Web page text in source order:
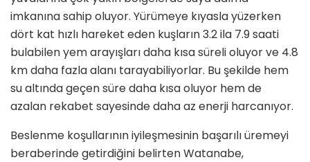
imkanına sahip oluyor. Yürümeye kıyasla yüzerken
dört kat hızlı hareket eden kuşların 3.2 ila 7.9 saati
bulabilen yem arayışları daha kısa süreli oluyor ve 4.8
km daha fazla alanı tarayabiliyorlar. Bu şekilde hem
su altında geçen süre daha kısa oluyor hem de
azalan rekabet sayesinde daha az enerji harcanıyor.
Beslenme koşullarının iyileşmesinin başarılı üremeyi
beraberinde getirdiğini belirten Watanabe,